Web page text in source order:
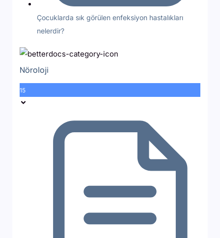
Çocuklarda sık görülen enfeksiyon hastalıkları
nelerdir?
Nöroloji
15